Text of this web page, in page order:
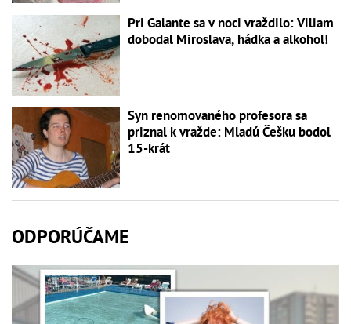
Pri Galante sa v noci vraždilo: Viliam
dobodal Miroslava, hádka a alkohol!
Syn renomovaného profesora sa
priznal k vražde: Mladú Češku bodol
15-krát
ODPORÚČAME